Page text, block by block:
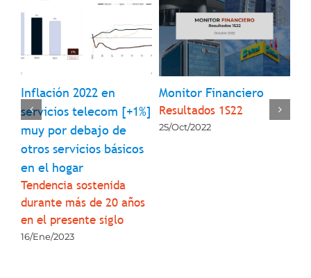
Inflación 2022 en
servicios telecom [+1%]
muy por debajo de
otros servicios básicos
en el hogar
Tendencia sostenida
durante más de 20 años
en el presente siglo
16/Ene/2023
Monitor Financiero
Resultados 1S22
25/Oct/2022